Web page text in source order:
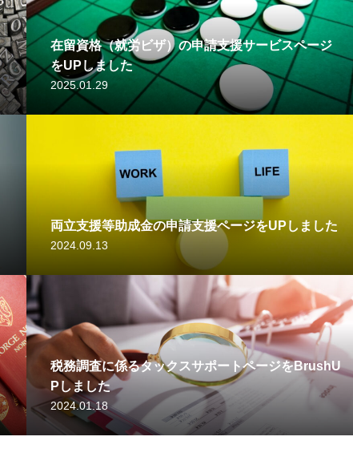
在留資格（就労ビザ）の申請支援サービスページ
をUPしました
2025.01.29
両立支援等助成金の申請支援ページをUPしました
2024.09.13
税務調査に係るタックスサポートページをBrushU
Pしました
2024.01.18